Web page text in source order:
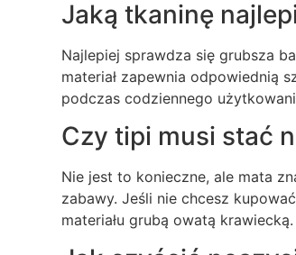
Jaką tkaninę
Najlepiej sprawdza się grubsza
materiał zapewnia odpowiednią
podczas codziennego
Czy tipi musi stać
Nie jest to konieczne, ale mata
zabawy. Jeśli nie chcesz
materiału grubą owatą krawiecką.